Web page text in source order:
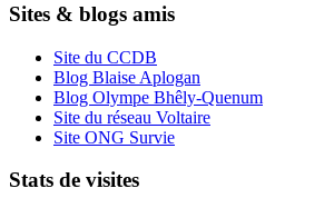
Sites & blogs amis
Site du CCDB
Blog Blaise Aplogan
Blog Olympe Bhêly-Quenum
Site du réseau Voltaire
Site ONG Survie
Stats de visites